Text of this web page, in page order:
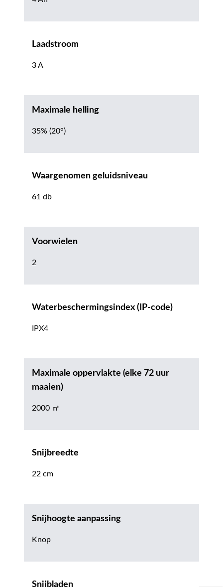
Laadstroom
3 A
Maximale helling
35% (20°)
Waargenomen geluidsniveau
61 db
Voorwielen
2
Waterbeschermingsindex (IP-code)
IPX4
Maximale oppervlakte (elke 72 uur
maaien)
2000 ㎡
Snijbreedte
22 cm
Snijhoogte aanpassing
Knop
Snijbladen